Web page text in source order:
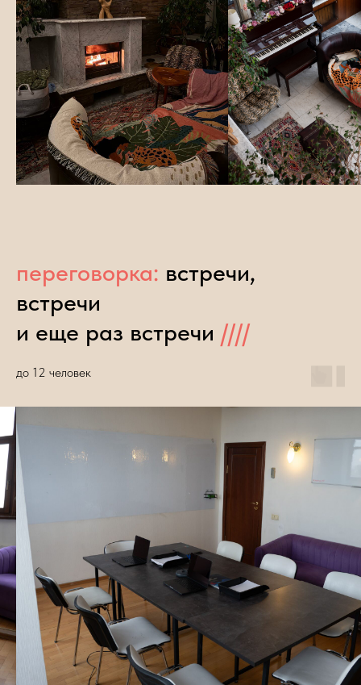
переговорка: встречи,
встречи
и еще раз встречи ////
до 12 человек